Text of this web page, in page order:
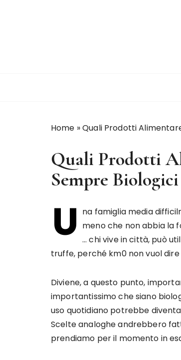
Home »Quali Prodotti
Quali Prodotti
Sempre Biologici
U na famiglia media
meno che non abbia la
… chi vive in città, può
truffe, perché km0 non vuol
Diviene, a questo punto,
importantissimo che siano
uso quotidiano potrebbe
Scelte analoghe andrebbero
prendiamo per il momento in